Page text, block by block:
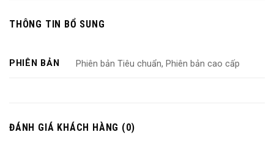
THÔNG TIN BỔ SUNG
PHIÊN BẢN Phiên bản Tiêu chuẩn, Phiên bản cao cấp
ĐÁNH GIÁ KHÁCH HÀNG (0)